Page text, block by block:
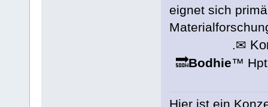
eignet sich
.✉
🔜Bodhie™
Hier ist ein